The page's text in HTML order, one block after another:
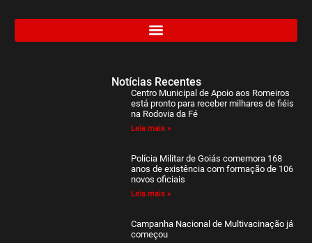
Notícias Recentes
Centro Municipal de Apoio aos Romeiros
está pronto para receber milhares de fiéis
na Rodovia da Fé
Leia mais »
Polícia Militar de Goiás comemora 168
anos de existência com formação de 106
novos oficiais
Leia mais »
Campanha Nacional de Multivacinação já
começou